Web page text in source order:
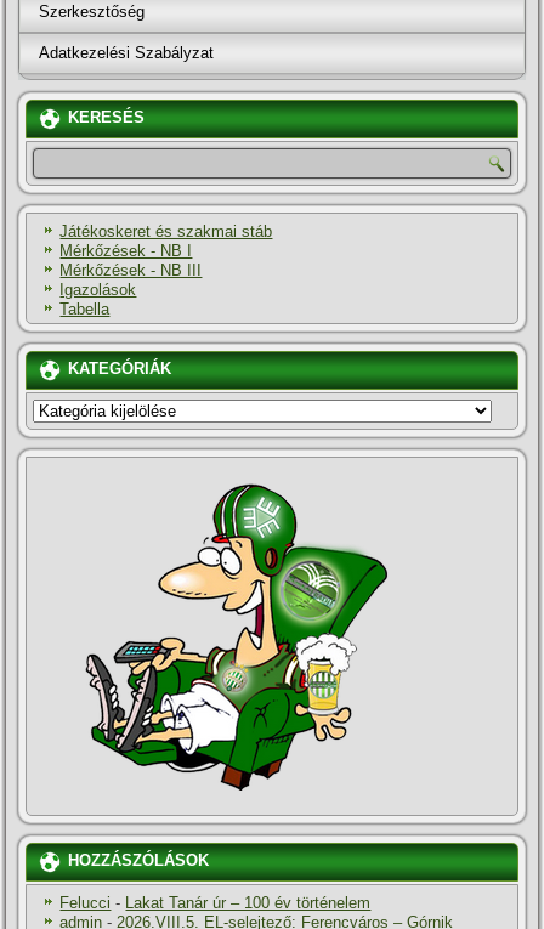
Szerkesztőség
Adatkezelési Szabályzat
KERESÉS
Játékoskeret és szakmai stáb
Mérkőzések - NB I
Mérkőzések - NB III
Igazolások
Tabella
KATEGÓRIÁK
KATEGÓRIÁK
HOZZÁSZÓLÁSOK
Felucci - Lakat Tanár úr – 100 év történelem
admin -2026.VIII.5. EL-selejtező: Ferencváros – Górnik